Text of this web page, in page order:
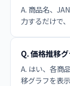
A. 商品名、
力するだけで
Q. 価格推移
A. はい、各商
移グラフを表